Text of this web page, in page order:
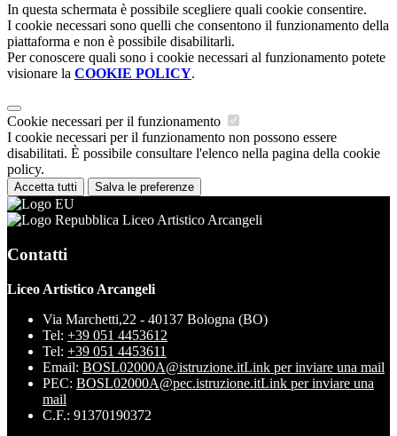
In questa schermata è possibile scegliere quali cookie consentire.
I cookie necessari sono quelli che consentono il funzionamento della
piattaforma e non è possibile disabilitarli.
Per conoscere quali sono i cookie necessari al funzionamento potete
visionare la COOKIE POLICY.
Cookie necessari per il funzionamento
I cookie necessari per il funzionamento non possono essere
disabilitati. È possibile consultare l'elenco nella pagina della cookie
policy.
Accetta tutti Salva le preferenze
Liceo Artistico Arcangeli
Contatti
Liceo Artistico Arcangeli
Via Marchetti,22 - 40137 Bologna (BO)
Tel: +39 051 4453612
Tel: +39 051 4453611
Email: BOSL02000A@istruzione.itLink per inviare una mail
PEC: BOSL02000A@pec.istruzione.itLink per inviare una
mail
C.F.: 91370190372